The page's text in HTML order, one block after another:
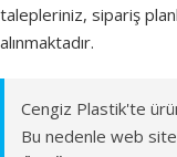
talepleriniz, sipariş
alınmaktadır.
Cengiz Plastik'te
Bu nedenle web